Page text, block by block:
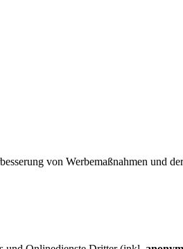
von Werbemaßnahmen und